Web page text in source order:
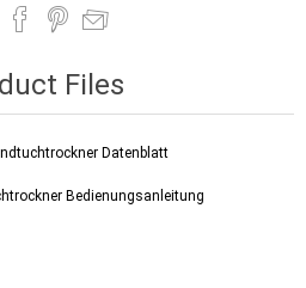
Files
Datenblatt
Bedienungsanleitung